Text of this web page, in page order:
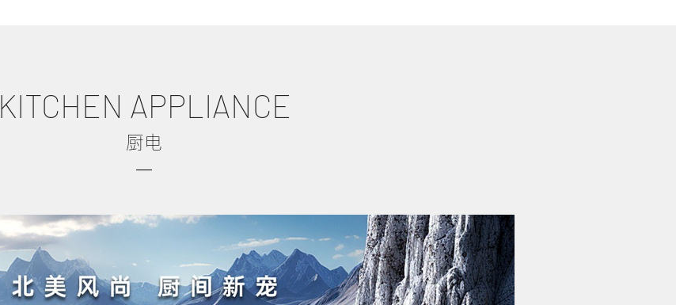
KITCHEN APPLIANCE
厨电